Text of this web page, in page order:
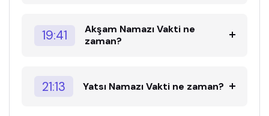
19:41
Akşam Namazı Vakti ne
zaman?
21:13 Yatsı Namazı Vakti ne zaman?